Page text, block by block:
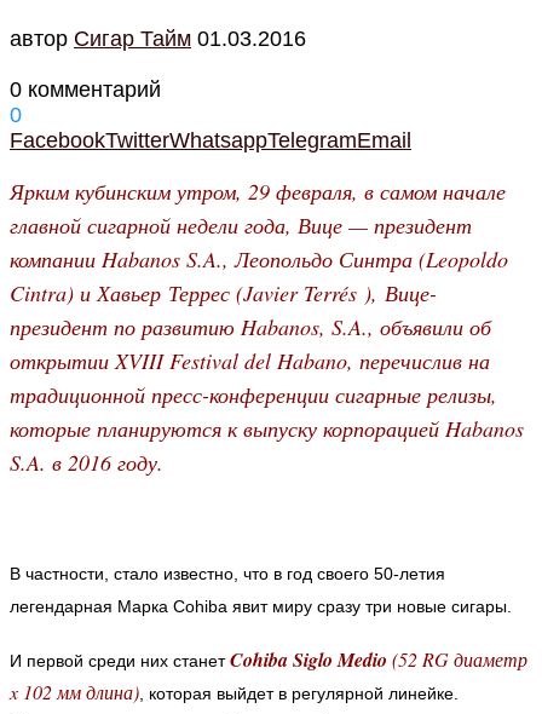
автор Cигар Тайм 01.03.2016
0 комментарий
0
FacebookTwitterWhatsappTelegramEmail
Ярким кубинским утром, 29 февраля, в самом начале
главной сигарной недели года, Вице — президент
компании Habanos S.A., Леопольдо Синтра (Leopoldo
Cintra) и Хавьер Террес (Javier Terrés ), Вице-
президент по развитию Habanos, S.A., объявили об
открытии XVIII Festival del Habano, перечислив на
традиционной пресс-конференции сигарные релизы,
которые планируются к выпуску корпорацией Habanos
S.A. в 2016 году.
В частности, стало известно, что в год своего 50-летия
легендарная Марка Cohiba явит миру сразу три новые сигары.
И первой среди них станетCohiba Siglo Medio (52 RG диаметр
x 102 мм длина) , которая выйдет в регулярной линейке.